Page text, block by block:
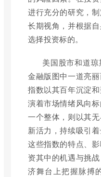
进行充分的研究，
长期视角，并根据
选择投资标的。
美国股市和道
金融版图中一道亮
指数以其百年沉淀
演着市场情绪风向
一个整体，则以其
新活力，持续吸引
这些指数的特点、
资其中的机遇与挑
济舞台上把握脉搏